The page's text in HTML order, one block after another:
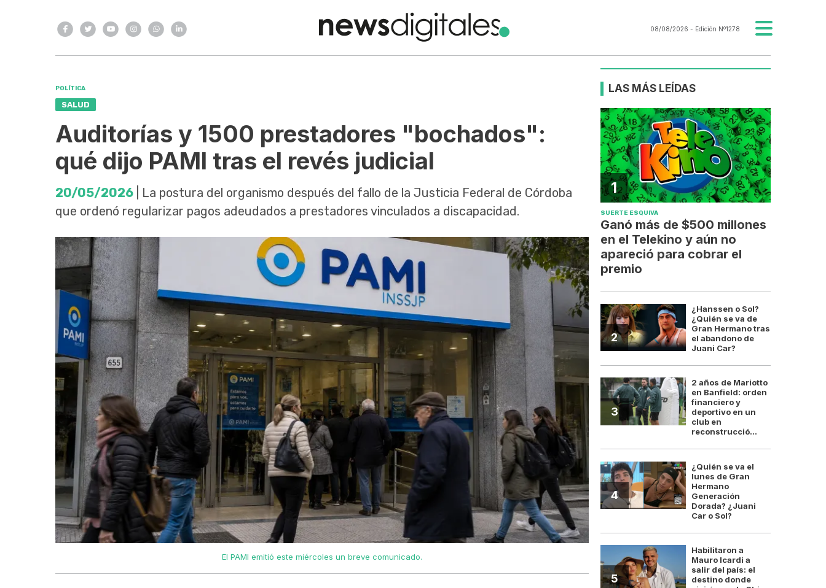
08/08/2026 - Edición Nº1278
POLÍTICA
SALUD
Auditorías y 1500 prestadores "bochados":
qué dijo PAMI tras el revés judicial
20/05/2026 | La postura del organismo después del fallo de la Justicia Federal de Córdoba
que ordenó regularizar pagos adeudados a prestadores vinculados a discapacidad.
El PAMI emitió este miércoles un breve comunicado.
LAS MÁS LEÍDAS
1
SUERTE ESQUIVA
Ganó más de $500 millones
en el Telekino y aún no
apareció para cobrar el
premio
2
¿Hanssen o Sol?
¿Quién se va de
Gran Hermano tras
el abandono de
Juani Car?
3
2 años de Mariotto
en Banfield: orden
financiero y
deportivo en un
club en
reconstrucció...
4
¿Quién se va el
lunes de Gran
Hermano
Generación
Dorada? ¿Juani
Car o Sol?
5
Habilitaron a
Mauro Icardi a
salir del país: el
destino donde